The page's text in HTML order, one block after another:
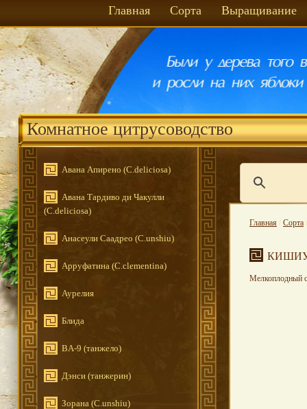
Главная Сорта Выращивание
Комнатное цитрусоводство
Авана Апирено (C.deliciosa)
Авана Тардиво ди Чакулли
(C.deliciosa)
Анасеули Саадрео (C.unshiu)
Арруфатина (C.clementina)
Аурелия
Блида
BA-9 (танжело)
Дэнси (танжерин)
Зорана (C.unshiu)
Главная / Сорта
Мелкоплодный